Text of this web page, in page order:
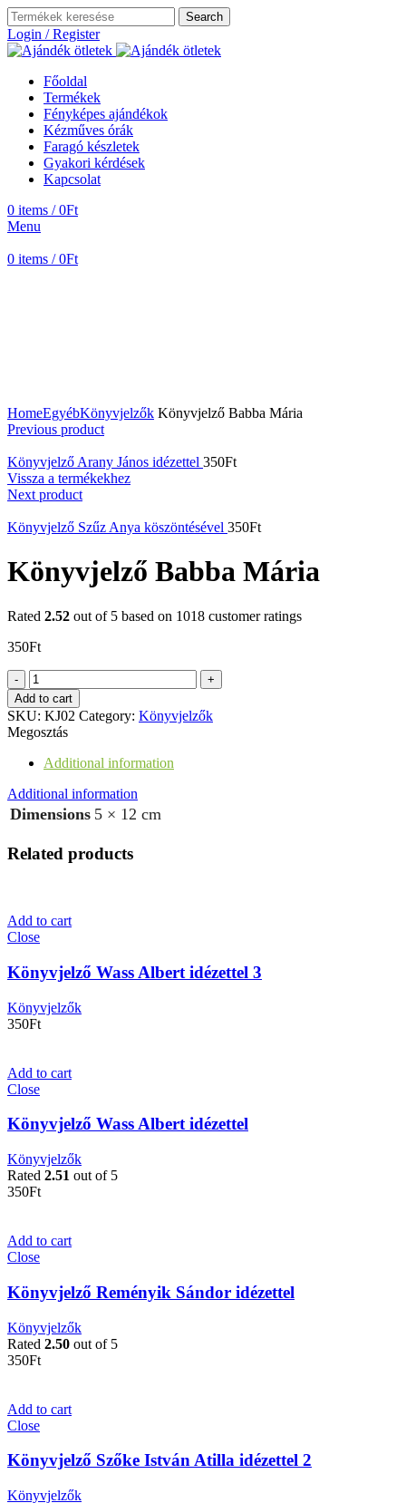
Search
Login / Register
Főoldal
Termékek
Fényképes ajándékok
Kézműves órák
Faragó készletek
Gyakori kérdések
Kapcsolat
0 items / 0Ft
Menu
0 items / 0Ft
HomeEgyébKönyvjelzők Könyvjelző Babba Mária
Previous product
Könyvjelző Arany János idézettel 350Ft
Vissza a termékekhez
Next product
Könyvjelző Szűz Anya köszöntésével 350Ft
Könyvjelző Babba Mária
Rated 2.52 out of 5 based on 1018 customer ratings
350Ft
Könyvjelző
Babba
Mária
quantity
Add to cart
SKU: KJ02 Category: Könyvjelzők
Megosztás
Additional information
Additional information
Dimensions 5 × 12 cm
Related products
Add to cart
Close
Könyvjelző Wass Albert idézettel 3
Könyvjelzők
350Ft
Add to cart
Close
Könyvjelző Wass Albert idézettel
Könyvjelzők
Rated 2.51 out of 5
350Ft
Add to cart
Close
Könyvjelző Reményik Sándor idézettel
Könyvjelzők
Rated 2.50 out of 5
350Ft
Add to cart
Close
Könyvjelző Szőke István Atilla idézettel 2
Könyvjelzők